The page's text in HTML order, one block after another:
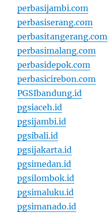
perbasijambi.com
perbasiserang.com
perbasitangerang.com
perbasimalang.com
perbasidepok.com
perbasicirebon.com
PGSIbandung.id
pgsiaceh.id
pgsijambi.id
pgsibali.id
pgsijakarta.id
pgsimedan.id
pgsilombok.id
pgsimaluku.id
pgsimanado.id